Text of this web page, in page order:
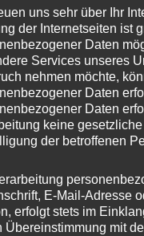
immer Zeit “Auf
Mit diesem
Mario Porten
2025 ihre
die mich
beenden. Im Detail
uns sehr über Ihr
der Internetseiten ist
Daten
Services unseres
nehmen möchte,
Daten
Daten
keine
der betroffenen
E-Mail-Adresse
erfolgt stets im
Übereinstimmung mit